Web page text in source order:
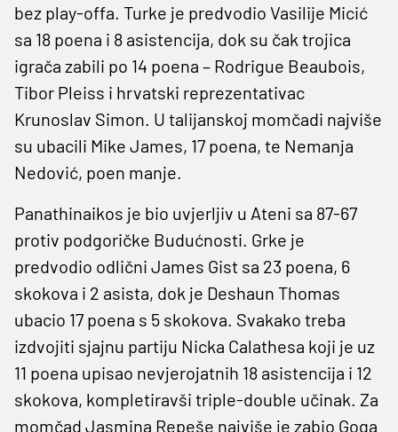
bez play-offa. Turke je predvodio Vasilije Micić
sa 18 poena i 8 asistencija, dok su čak trojica
igrača zabili po 14 poena – Rodrigue Beaubois,
Tibor Pleiss i hrvatski reprezentativac
Krunoslav Simon. U talijanskoj momčadi najviše
su ubacili Mike James, 17 poena, te Nemanja
Nedović, poen manje.
Panathinaikos je bio uvjerljiv u Ateni sa 87-67
protiv podgoričke Budućnosti. Grke je
predvodio odlični James Gist sa 23 poena, 6
skokova i 2 asista, dok je Deshaun Thomas
ubacio 17 poena s 5 skokova. Svakako treba
izdvojiti sjajnu partiju Nicka Calathesa koji je uz
11 poena upisao nevjerojatnih 18 asistencija i 12
skokova, kompletiravši triple-double učinak. Za
momčad Jasmina Repeše najviše je zabio Goga